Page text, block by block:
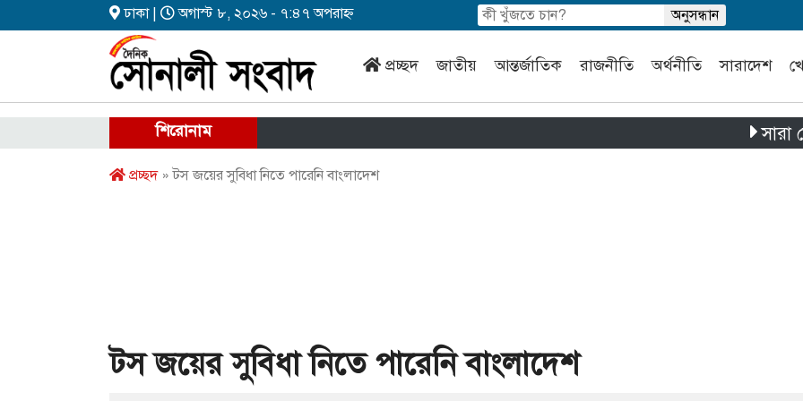
ঢাকা | অগাস্ট ৮, ২০২৬ - ৭:৪৭ অপরাহ্ন
প্রচ্ছদ জাতীয় আন্তর্জাতিক রাজনীতি অর্থনীতি সারাদেশ
শিরোনাম সারা দেশে
প্রচ্ছদ» টস জয়ের সুবিধা নিতে পারেনি বাংলাদেশ
টস জয়ের সুবিধা নিতে পারেনি বাংলাদেশ